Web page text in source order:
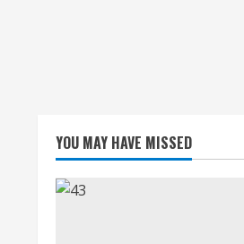
YOU MAY HAVE MISSED